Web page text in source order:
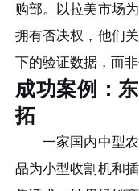
购部。以拉美市场
拥有否决权，他们
下的验证数据，而非
成功案例：
拓
一家国内中型农
品为小型收割机和